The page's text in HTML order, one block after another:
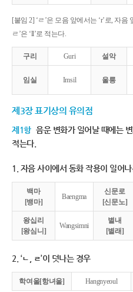
[붙임 2] ‘ㄹ’은 모음 앞에서는 ‘r’로, 자음
ㄹ’은 ‘ll’로 적는다.
구리 Guri 설악
임실 Imsil 울릉
제3장 표기상의 유의점
제1항 음운 변화가 일어날 때에는
적는다.
1. 자음 사이에서 동화 작용이 일어
백마
[뱅마]
Baengma
신문로
[신문노]
왕십리
[왕심니]
Wangsimni
별내
[별래]
2. ‘ㄴ, ㄹ’이 덧나는 경우
학여울[항녀울] Hangnyeoul